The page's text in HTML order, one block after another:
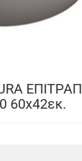
60x42εκ.